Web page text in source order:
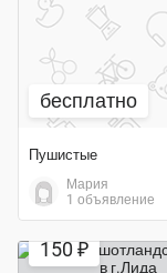
бесплатно
Пушистые
Мария
1 объявление
150 ₽